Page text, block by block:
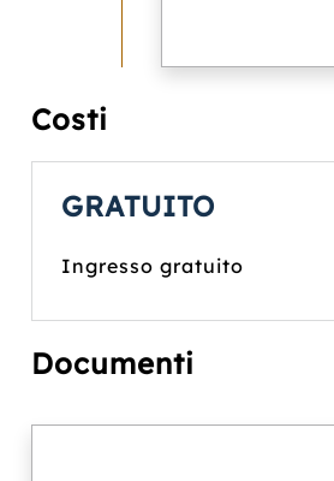
Costi
GRATUITO
Ingresso gratuito
Documenti